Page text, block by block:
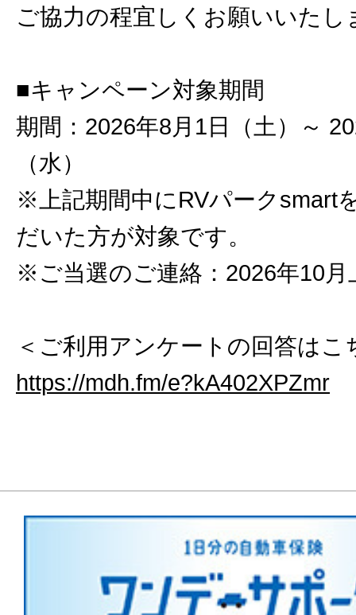
ご協力の程宜しくお願いいたし
■キャンペーン対象期間
期間：2026年8月1日（土）～
（水）
※上記期間中にRVパークsmart
だいた方が対象です。
※ご当選のご連絡：2026年10月
＜ご利用アンケートの回答はこ
https://mdh.fm/e?kA402XPZmr